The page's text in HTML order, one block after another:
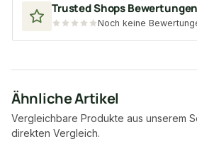
Trusted Shops Bewertungen
Noch keine
Ähnliche Artikel
Vergleichbare Produkte aus unserem
direkten Vergleich.